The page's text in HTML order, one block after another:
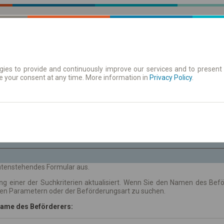
Tickets Aushangfahrplan
Formular aus.
einer der Suchkriterien aktualisiert. Wenn Sie den Namen des
Parametern oder der Beförderungsart zu suchen.
des Beförderers:
to provide and continuously improve our services and to
your consent at any time. More information in Privacy Policy.